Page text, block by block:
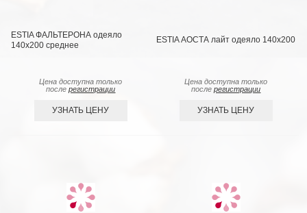
ESTIA ФАЛЬТЕРОНА одеяло
140х200 среднее
Цена доступна только
послерегистрации
УЗНАТЬ ЦЕНУ
ESTIA АОСТА лайт одеяло 140x200
Цена доступна только
послерегистрации
УЗНАТЬ ЦЕНУ